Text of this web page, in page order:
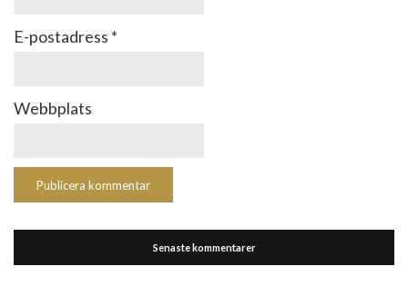
E-postadress *
Webbplats
Senaste kommentarer